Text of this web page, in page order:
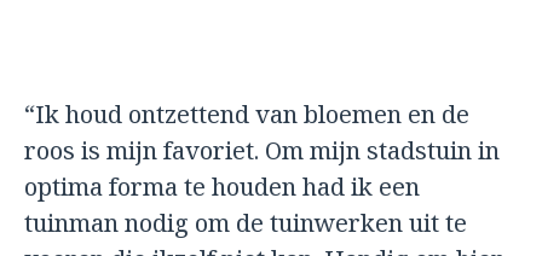
“Ik houd ontzettend van bloemen en de
roos is mijn favoriet. Om mijn stadstuin in
optima forma te houden had ik een
tuinman nodig om de tuinwerken uit te